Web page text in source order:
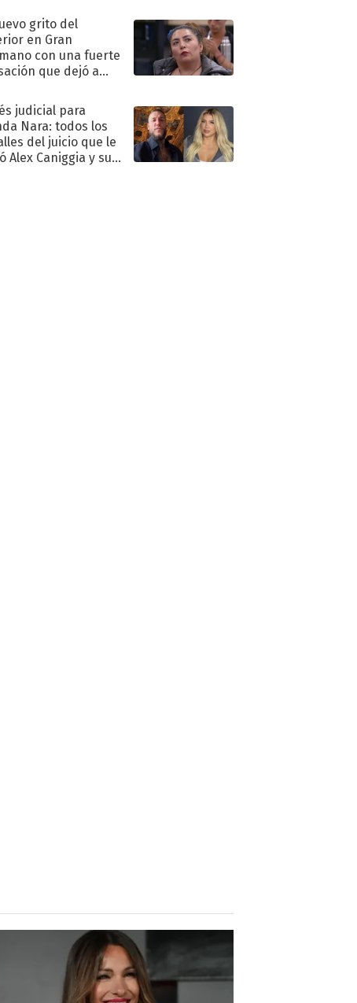
grito del
en Gran
con una fuerte
que dejó a
judicial para
Nara: todos los
del juicio que le
Alex Caniggia y sus